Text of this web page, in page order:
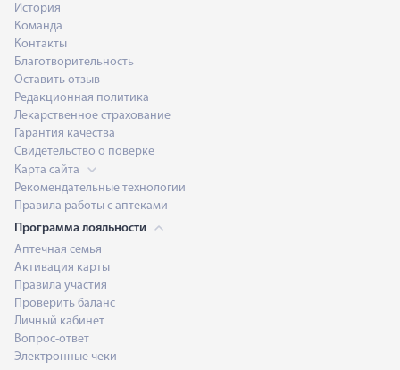
История
Команда
Контакты
Благотворительность
Оставить отзыв
Редакционная политика
Лекарственное страхование
Гарантия качества
Свидетельство о поверке
Карта сайта
Рекомендательные технологии
Правила работы с аптеками
Программа лояльности
Аптечная семья
Активация карты
Правила участия
Проверить баланс
Личный кабинет
Вопрос-ответ
Электронные чеки